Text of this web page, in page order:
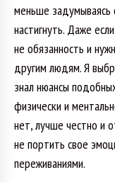
меньше задумываясь
настигнуть. Даже
не обязанность и
другим людям. Я
знал нюансы
физически и
нет, лучше честно и
не портить свое
переживаниями.